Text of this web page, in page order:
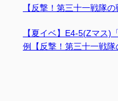
【反撃！第三十一戦隊の
【夏イベ】E4-5(Zマス)
例【反撃！第三十一戦隊